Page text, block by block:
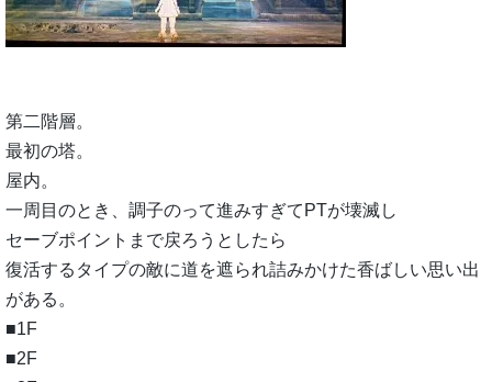
第二階層。
最初の塔。
屋内。
一周目のとき、調子のって進みすぎてPTが壊滅し
セーブポイントまで戻ろうとしたら
復活するタイプの敵に道を遮られ詰みかけた香ばしい思い出
がある。
■1F
■2F